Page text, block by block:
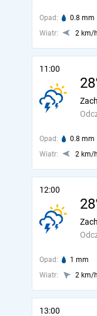
Opad: 0.8 mm
Wiatr:
2 km/h
11:00
Opad: 0.8 mm
Wiatr:
2 km/h
12:00
Opad: 1 mm
Wiatr:
2 km/h
13:00